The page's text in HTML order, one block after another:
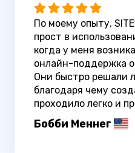
По моему опыту,
прост в
когда у меня
онлайн-поддержка
Они быстро решали
благодаря чему
проходило легко и
Бобби Меннег